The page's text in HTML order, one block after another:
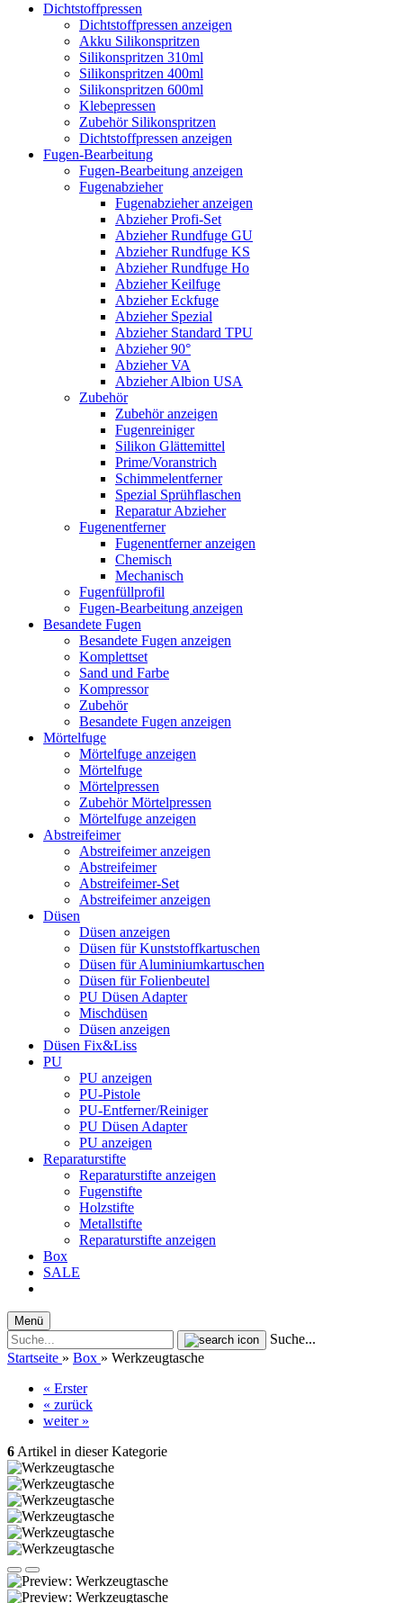
Dichtstoffpressen
Dichtstoffpressen anzeigen
Akku Silikonspritzen
Silikonspritzen 310ml
Silikonspritzen 400ml
Silikonspritzen 600ml
Klebepressen
Zubehör Silikonspritzen
Dichtstoffpressen anzeigen
Fugen-Bearbeitung
Fugen-Bearbeitung anzeigen
Fugenabzieher
Fugenabzieher anzeigen
Abzieher Profi-Set
Abzieher Rundfuge GU
Abzieher Rundfuge KS
Abzieher Rundfuge Ho
Abzieher Keilfuge
Abzieher Eckfuge
Abzieher Spezial
Abzieher Standard TPU
Abzieher 90°
Abzieher VA
Abzieher Albion USA
Zubehör
Zubehör anzeigen
Fugenreiniger
Silikon Glättemittel
Prime/Voranstrich
Schimmelentferner
Spezial Sprühflaschen
Reparatur Abzieher
Fugenentferner
Fugenentferner anzeigen
Chemisch
Mechanisch
Fugenfüllprofil
Fugen-Bearbeitung anzeigen
Besandete Fugen
Besandete Fugen anzeigen
Komplettset
Sand und Farbe
Kompressor
Zubehör
Besandete Fugen anzeigen
Mörtelfuge
Mörtelfuge anzeigen
Mörtelfuge
Mörtelpressen
Zubehör Mörtelpressen
Mörtelfuge anzeigen
Abstreifeimer
Abstreifeimer anzeigen
Abstreifeimer
Abstreifeimer-Set
Abstreifeimer anzeigen
Düsen
Düsen anzeigen
Düsen für Kunststoffkartuschen
Düsen für Aluminiumkartuschen
Düsen für Folienbeutel
PU Düsen Adapter
Mischdüsen
Düsen anzeigen
Düsen Fix&Liss
PU
PU anzeigen
PU-Pistole
PU-Entferner/Reiniger
PU Düsen Adapter
PU anzeigen
Reparaturstifte
Reparaturstifte anzeigen
Fugenstifte
Holzstifte
Metallstifte
Reparaturstifte anzeigen
Box
SALE
Menü
Suche...
Startseite » Box » Werkzeugtasche
« Erster
« zurück
weiter »
6 Artikel in dieser Kategorie